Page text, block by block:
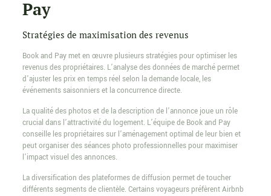
Pay
Stratégies de maximisation des revenus
Book and Pay met en œuvre plusieurs stratégies pour optimiser les
revenus des propriétaires. L’analyse des données de marché permet
d’ajuster les prix en temps réel selon la demande locale, les
événements saisonniers et la concurrence directe.
La qualité des photos et de la description de l’annonce joue un rôle
crucial dans l’attractivité du logement. L’équipe de Book and Pay
conseille les propriétaires sur l’aménagement optimal de leur bien et
peut organiser des séances photo professionnelles pour maximiser
l’impact visuel des annonces.
La diversification des plateformes de diffusion permet de toucher
différents segments de clientèle. Certains voyageurs préfèrent Airbnb